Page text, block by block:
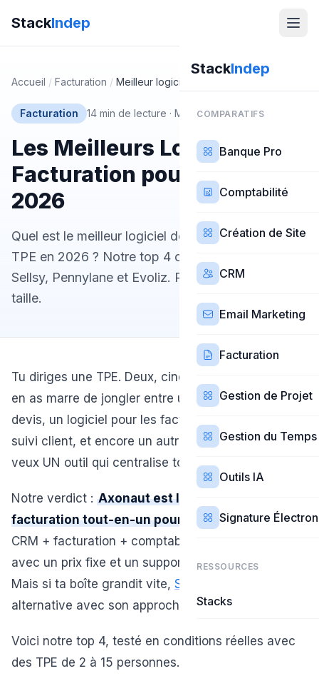
StackIndep
StackIndep
COMPARATIFS
Banque Pro
Comptabilité
Création de Site
CRM
Email Marketing
Facturation
Gestion de Projet
Gestion du Temps
Outils IA
Signature
RESSOURCES
Stacks
Accueil / Facturation / Meilleur logiciel facturation tpe
Facturation 14 min de lecture · Mis à jour 25 février 2026
Les Meilleurs Logiciels de
Facturation pour TPE en
2026
Quel est le meilleur logiciel de facturation pour
TPE en 2026 ? Notre top 4 compare Axonaut,
Sellsy, Pennylane et Evoliz. Prix, avis et guide par
taille.
Tu diriges une TPE. Deux, cinq, dix personnes. Et tu
en as marre de jongler entre un tableur pour les
devis, un logiciel pour les factures, un autre pour le
suivi client, et encore un autre pour la compta. Tu
veux UN outil qui centralise tout.
Notre verdict : Axonaut est le meilleur logiciel de
facturation tout-en-un pour les TPE françaises.
CRM + facturation + comptabilité + gestion, le tout
avec un prix fixe et un support réactif en français.
Mais si ta boîte grandit vite, Sellsy
alternative avec son approche modulaire.
Voici notre top 4, testé en conditions réelles avec
des TPE de 2 à 15 personnes.